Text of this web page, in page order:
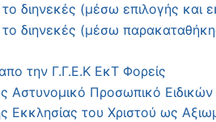
διηνεκές (μέσω επιλογής και
διηνεκές (μέσω
την Γ.Γ.Ε.Κ ΕκΤ Φορείς
Αστυνομικό Προσωπικό
του Χριστού ως